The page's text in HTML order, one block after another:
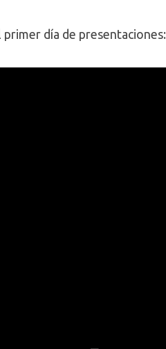
primer día de presentaciones: